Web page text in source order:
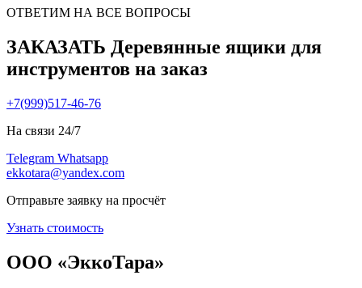
ОТВЕТИМ НА ВСЕ ВОПРОСЫ
ЗАКАЗАТЬ Деревянные ящики для
инструментов на заказ
+7(999)517-46-76
На связи 24/7
Telegram Whatsapp
ekkotara@yandex.com
Отправьте заявку на просчёт
Узнать стоимость
ООО «ЭккоТара»